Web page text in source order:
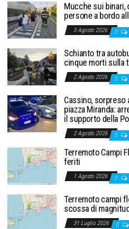
Mucche sui binari,
persone a bordo
3 Agosto 2026 0
Schianto tra
cinque morti sulla
2 Agosto 2026 0
Cassino, sorpreso
piazza Miranda:
il supporto della
2 Agosto 2026 0
Terremoto Campi
feriti
1 Agosto 2026 0
Terremoto campi
scossa di
31 Luglio 2026 0